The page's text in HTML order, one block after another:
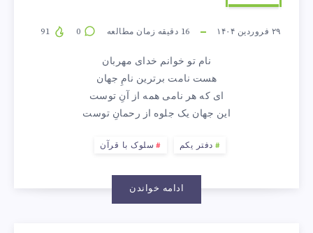
یک
جلوه
از
رحمانِ
توست…
(سورهٔ
۲۹ فروردین ۱۴۰۴ 16 دقیقه زمان مطالعه 0
نام تو خوانم خدای مهربان
هست نامت برترین نامِ جهان
ای که هر نامی همه از آنِ توست
این جهان یک جلوه از رحمانِ توست
دفتر یکم سلوک با قرآن
ادامه خواندن